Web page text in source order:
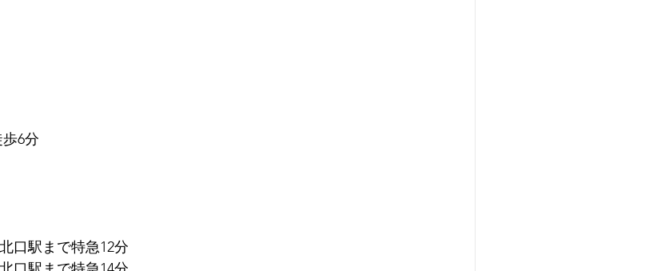
6分
口駅まで特急12分